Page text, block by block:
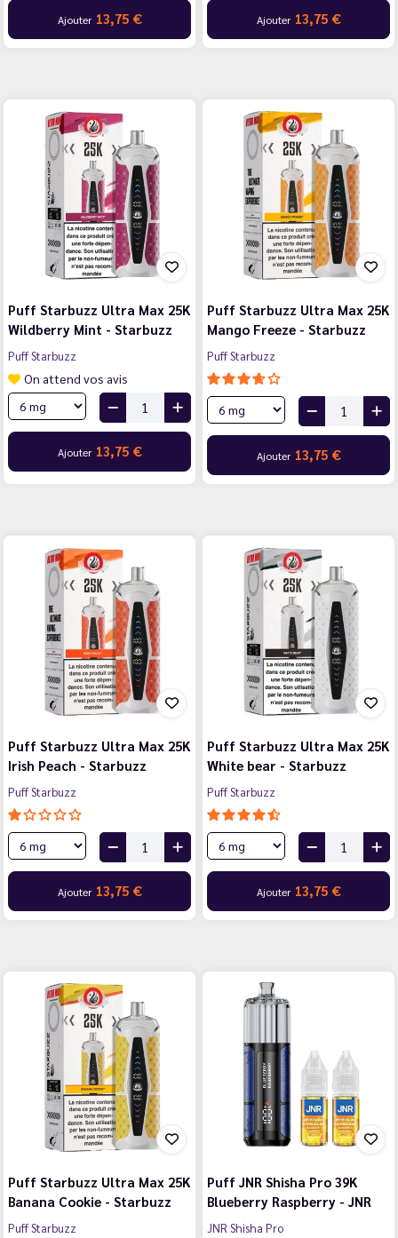
Ajouter 13,75 € Ajouter 13,75 €
Puff Starbuzz Ultra Max 25K
Wildberry Mint - Starbuzz
Puff Starbuzz
On attend vos avis
Ajouter 13,75 €
Puff Starbuzz Ultra Max 25K
Mango Freeze - Starbuzz
Puff Starbuzz
Ajouter 13,75 €
Puff Starbuzz Ultra Max 25K
Irish Peach - Starbuzz
Puff Starbuzz
Ajouter 13,75 €
Puff Starbuzz Ultra Max 25K
White bear - Starbuzz
Puff Starbuzz
Ajouter 13,75 €
Puff Starbuzz Ultra Max 25K
Banana Cookie - Starbuzz
Puff Starbuzz
Puff JNR Shisha Pro 39K
Blueberry Raspberry - JNR
JNR Shisha Pro